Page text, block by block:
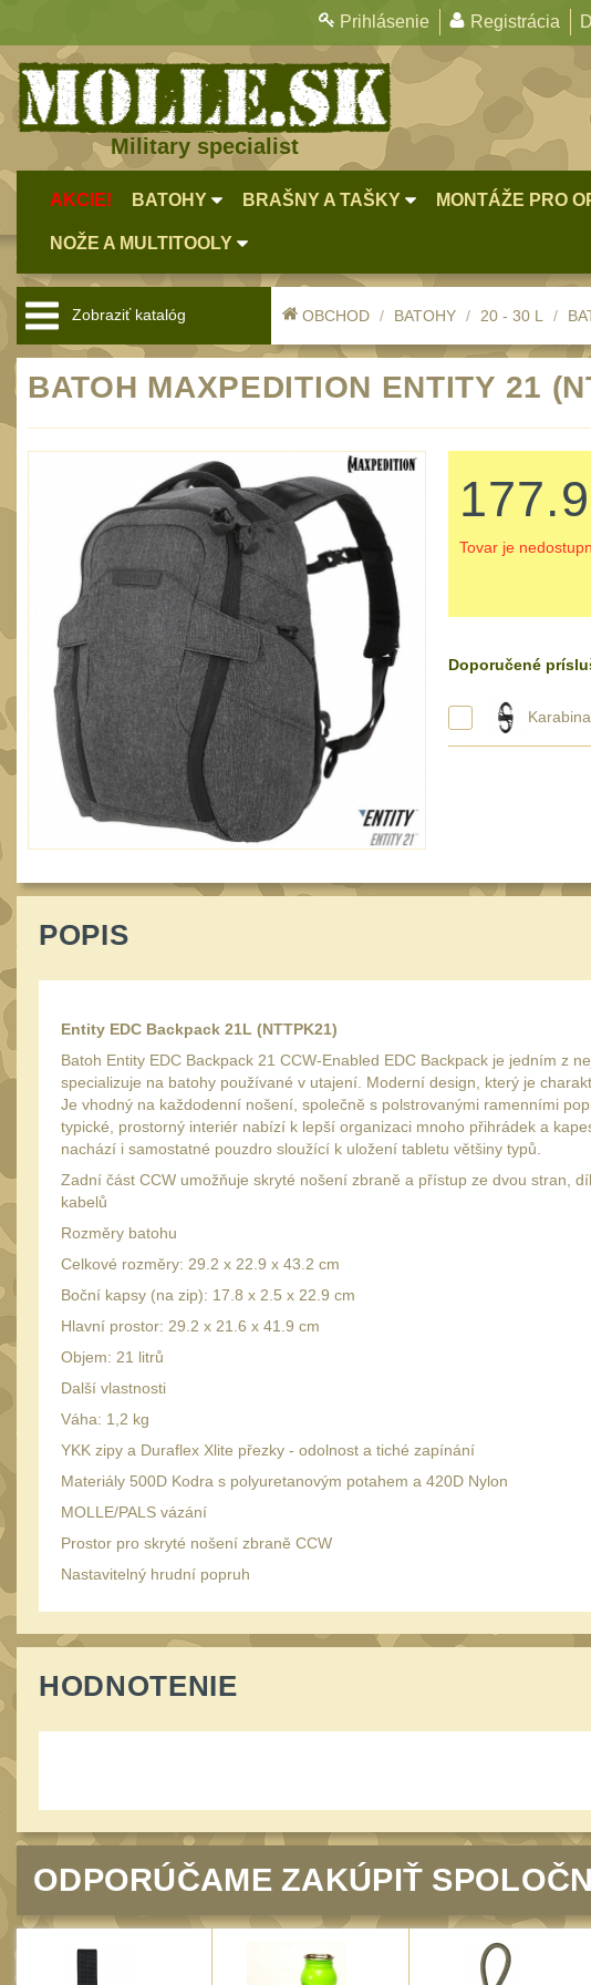
Prihlásenie Registrácia
Military specialist
AKCIE! BATOHY BRAŠNY A TAŠKY MONTÁŽE PRO
NOŽE A MULTITOOLY
Zobraziť katalóg OBCHOD BATOHY 20 - 30 L
BATOH MAXPEDITION ENTITY 21
Tovar je
Doporučené
POPIS
Entity EDC Backpack 21L (NTTPK21)
Batoh Entity EDC Backpack 21 CCW-Enabled EDC Backpack je jedním z
specializuje na batohy používané v utajení. Moderní design, který je
Je vhodný na každodenní nošení, společně s polstrovanými ramenními
typické, prostorný interiér nabízí k lepší organizaci mnoho přihrádek a
nachází i samostatné pouzdro sloužící k uložení tabletu většiny typů.
Zadní část CCW umožňuje skryté nošení zbraně a přístup ze dvou stran,
kabelů
Rozměry batohu
Celkové rozměry: 29.2 x 22.9 x 43.2 cm
Boční kapsy (na zip): 17.8 x 2.5 x 22.9 cm
Hlavní prostor: 29.2 x 21.6 x 41.9 cm
Objem: 21 litrů
Další vlastnosti
Váha: 1,2 kg
YKK zipy a Duraflex Xlite přezky - odolnost a tiché zapínání
Materiály 500D Kodra s polyuretanovým potahem a 420D Nylon
MOLLE/PALS vázání
Prostor pro skryté nošení zbraně CCW
Nastavitelný hrudní popruh
HODNOTENIE
ODPORÚČAME ZAKÚPIŤ